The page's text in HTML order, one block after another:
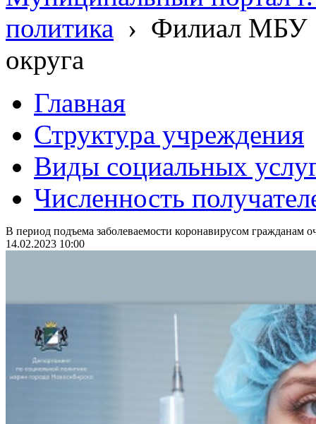
политика › Филиал МБУ
округа
Главная
Структура учреждения
Виды социальных
Численность
В период подъема заболеваемости коронавирусом гражданам
14.02.2023 10:00